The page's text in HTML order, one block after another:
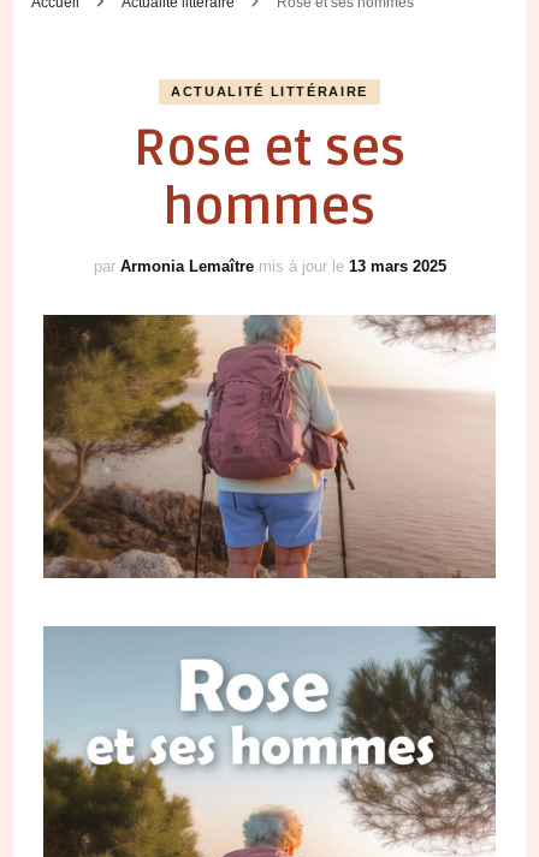
ACTUALITÉ LITTÉRAIRE
Rose et ses
hommes
par Armonia Lemaître mis à jour le 13 mars 2025